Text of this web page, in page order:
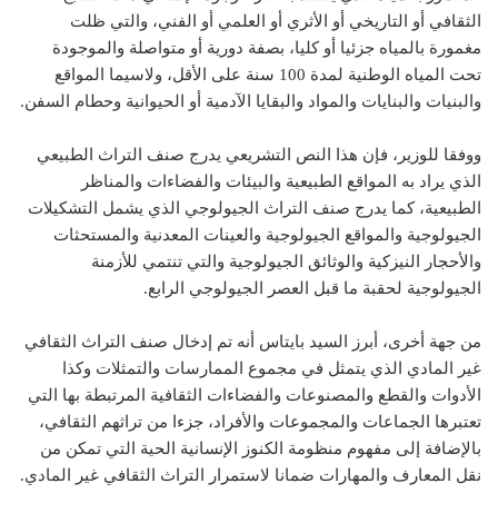
الثقافي أو التاريخي أو الأثري أو العلمي أو الفني، والتي ظلت
مغمورة بالمياه جزئيا أو كليا، بصفة دورية أو متواصلة والموجودة
تحت المياه الوطنية لمدة 100 سنة على الأقل، ولاسيما المواقع
والبنيات والبنايات والمواد والبقايا الآدمية أو الحيوانية وحطام السفن.
ووفقا للوزير، فإن هذا النص التشريعي يدرج صنف التراث الطبيعي
الذي يراد به المواقع الطبيعية والبيئات والفضاءات والمناظر
الطبيعية، كما يدرج صنف التراث الجيولوجي الذي يشمل التشكيلات
الجيولوجية والمواقع الجيولوجية والعينات المعدنية والمستحثات
والأحجار النيزكية والوثائق الجيولوجية والتي تنتمي للأزمنة
الجيولوجية لحقبة ما قبل العصر الجيولوجي الرابع.
من جهة أخرى، أبرز السيد بايتاس أنه تم إدخال صنف التراث الثقافي
غير المادي الذي يتمثل في مجموع الممارسات والتمثلات وكذا
الأدوات والقطع والمصنوعات والفضاءات الثقافية المرتبطة بها التي
تعتبرها الجماعات والمجموعات والأفراد، جزءا من تراثهم الثقافي،
بالإضافة إلى مفهوم منظومة الكنوز الإنسانية الحية التي تمكن من
نقل المعارف والمهارات ضمانا لاستمرار التراث الثقافي غير المادي.